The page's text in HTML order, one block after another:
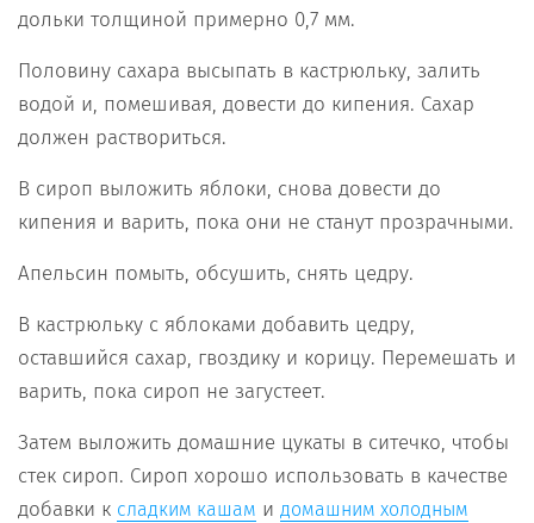
дольки толщиной примерно 0,7 мм.
Половину сахара высыпать в кастрюльку, залить
водой и, помешивая, довести до кипения. Сахар
должен раствориться.
В сироп выложить яблоки, снова довести до
кипения и варить, пока они не станут прозрачными.
Апельсин помыть, обсушить, снять цедру.
В кастрюльку с яблоками добавить цедру,
оставшийся сахар, гвоздику и корицу. Перемешать и
варить, пока сироп не загустеет.
Затем выложить домашние цукаты в ситечко, чтобы
стек сироп. Сироп хорошо использовать в качестве
добавки к сладким кашам и домашним холодным